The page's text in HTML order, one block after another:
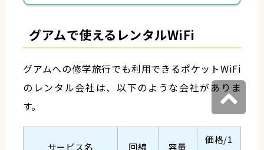
グアムで使えるレンタルWiFi
グアムへの修学旅行でも利用できるポケットWiFi
のレンタル会社は、以下のような会社がありま
す。
サービス名 回線 容量
価格/1